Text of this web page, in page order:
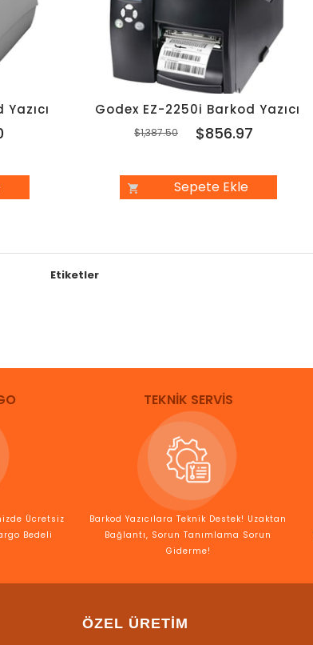
Godex EZ-2250i Barkod Yazıcı
$856.97
$1,387.50
Sepete Ekle
Etiketler
Ücretsiz
Bedeli
TEKNİK SERVİS
Barkod Yazıcılara Teknik Destek! Uzaktan
Bağlantı, Sorun Tanımlama Sorun
Giderme!
ÖZEL ÜRETİM